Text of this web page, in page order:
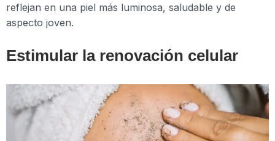
reflejan en una piel más luminosa, saludable y de
aspecto joven.
Estimular la renovación celular